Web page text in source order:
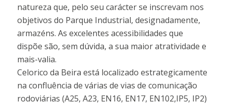
natureza que, pelo seu carácter se inscrevam nos
objetivos do Parque Industrial, designadamente,
armazéns. As excelentes acessibilidades que
dispõe são, sem dúvida, a sua maior atratividade e
mais-valia.
Celorico da Beira está localizado estrategicamente
na confluência de várias de vias de comunicação
rodoviárias (A25, A23, EN16, EN17, EN102,IP5, IP2)